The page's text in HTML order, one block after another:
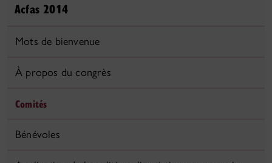
Acfas 2014
Mots de bienvenue
À propos du congrès
Comités
Bénévoles